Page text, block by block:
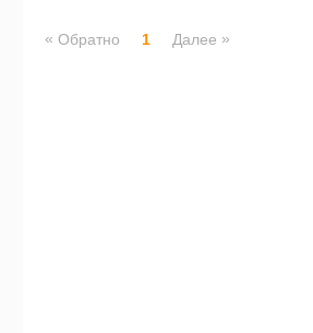
« Обратно 1 Далее »